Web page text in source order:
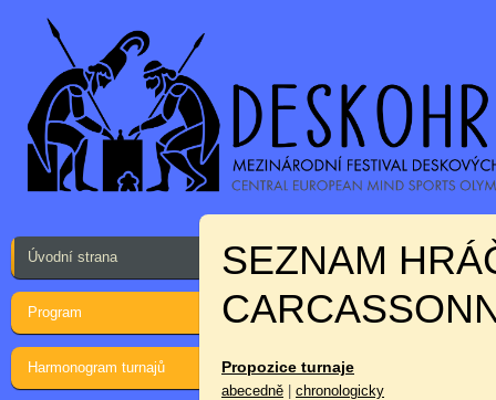
Úvodní strana
Program
Harmonogram turnajů
SEZNAM
Propozice turnaje
abecedně chronologicky